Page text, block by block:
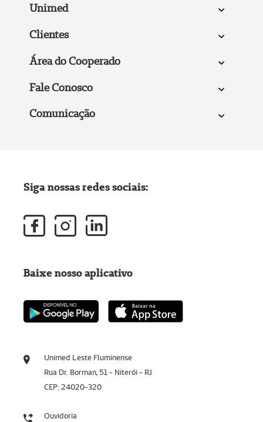
Unimed
Clientes
Área do Cooperado
Fale Conosco
Comunicação
Unimed Leste Fluminense
Rua Dr. Borman, 51 - Niterói - RJ
CEP: 24020-320
Ouvidoria
Siga nossas redes sociais:
Baixe nosso aplicativo